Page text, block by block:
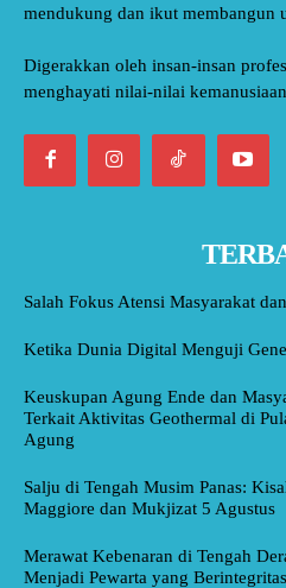
mendukung dan ikut membangun
Digerakkan oleh insan-insan
menghayati nilai-nilai
Salah Fokus Atensi Masyarakat
Ketika Dunia Digital Menguji
Keuskupan Agung Ende dan
Terkait Aktivitas Geothermal di
Agung
Salju di Tengah Musim Panas:
Maggiore dan Mukjizat 5 Agustus
Merawat Kebenaran di Tengah
Menjadi Pewarta yang Berintegritas